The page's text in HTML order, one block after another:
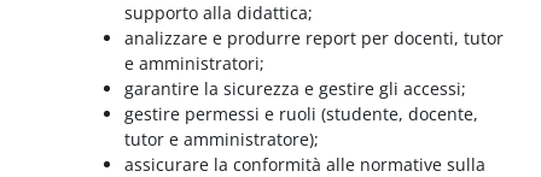
supporto alla didattica;
analizzare e produrre report per docenti, tutor
e amministratori;
garantire la sicurezza e gestire gli accessi;
gestire permessi e ruoli (studente, docente,
tutor e amministratore);
assicurare la conformità alle normative sulla